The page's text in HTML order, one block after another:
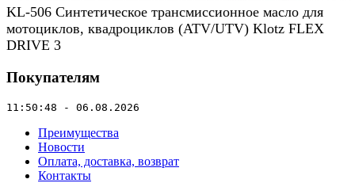
KL-506 Синтетическое трансмиссионное масло для
мотоциклов, квадроциклов (ATV/UTV) Klotz FLEX
DRIVE 3
Покупателям
11:50:48 - 06.08.2026
Преимущества
Новости
Оплата, доставка, возврат
Контакты